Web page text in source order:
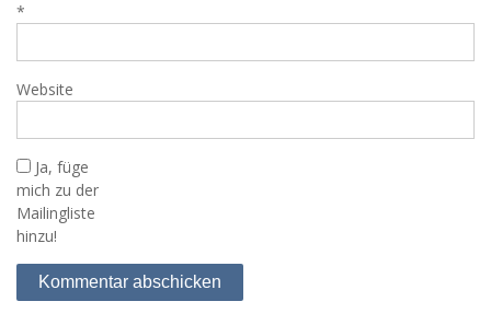
*
Website
Ja, füge
mich zu der
Mailingliste
hinzu!